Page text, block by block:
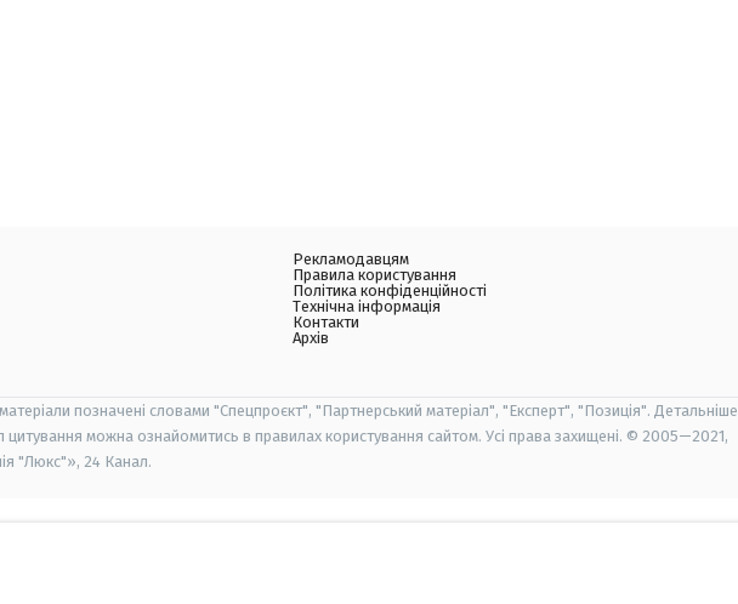
Рекламодавцям
Правила користування
Політика конфіденційності
Технічна інформація
Контакти
Архів
матеріали позначені словами "Спецпроєкт", "Партнерський матеріал", "Експерт", "Позиція". Детальніше
можна ознайомитись в правилах користування сайтом. Усі права захищені. © 2005—2021,
"Люкс"», 24 Канал.